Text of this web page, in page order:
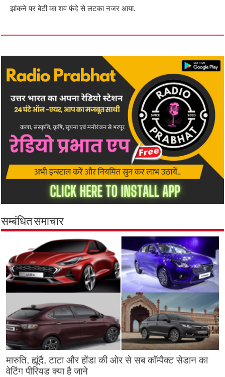
झांकने पर बेटी का शव फंदे से लटका नजर आया.
सम्बंधित समाचार
मारुति, ह्यूंदै, टाटा और होंडा की ओर से सब कॉम्पैक्ट सेडान का
वेटिंग पीरियड क्या है जाने